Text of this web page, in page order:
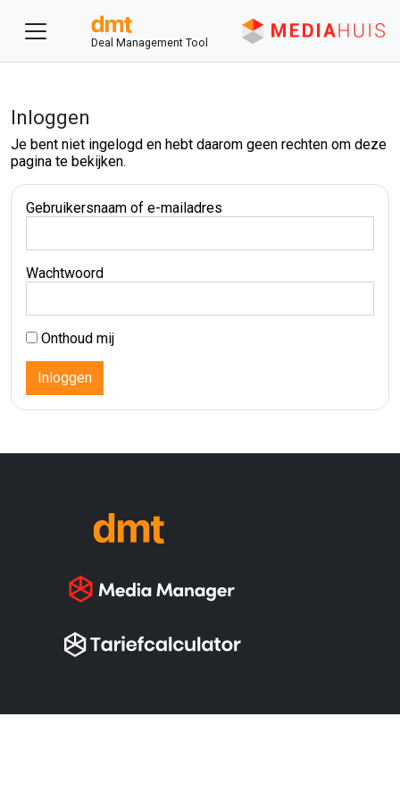
Deal Management Tool
Inloggen
Je bent niet ingelogd en hebt daarom geen rechten om deze
pagina te bekijken.
Gebruikersnaam of e-mailadres
Wachtwoord
Onthoud mij